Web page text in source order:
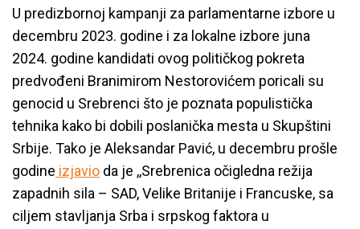
U predizbornoj kampanji za parlamentarne izbore u
decembru 2023. godine i za lokalne izbore juna
2024. godine kandidati ovog političkog pokreta
predvođeni Branimirom Nestorovićem poricali su
genocid u Srebrenci što je poznata populistička
tehnika kako bi dobili poslanička mesta u Skupštini
Srbije. Tako je Aleksandar Pavić, u decembru prošle
godine izjavio da je ,,Srebrenica očigledna režija
zapadnih sila – SAD, Velike Britanije i Francuske, sa
ciljem stavljanja Srba i srpskog faktora u